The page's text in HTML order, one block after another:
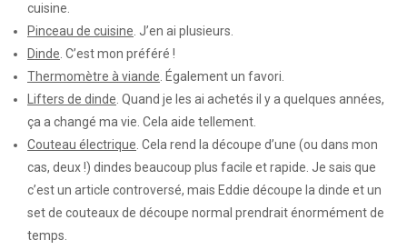
cuisine.
Pinceau de cuisine. J’en ai plusieurs.
Dinde. C’est mon préféré !
Thermomètre à viande. Également un favori.
Lifters de dinde. Quand je les ai achetés il y a quelques années,
ça a changé ma vie. Cela aide tellement.
Couteau électrique. Cela rend la découpe d’une (ou dans mon
cas, deux !) dindes beaucoup plus facile et rapide. Je sais que
c’est un article controversé, mais Eddie découpe la dinde et un
set de couteaux de découpe normal prendrait énormément de
temps.